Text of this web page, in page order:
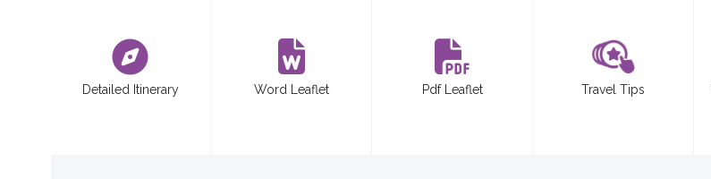
Detailed Itinerary Word Leaflet Pdf Leaflet Travel Tips